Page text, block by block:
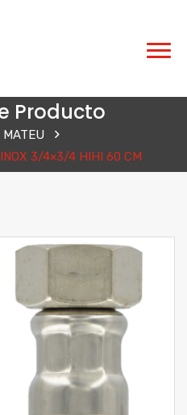
Producto
MATEU
3/4×3/4 HIHI 60 CM